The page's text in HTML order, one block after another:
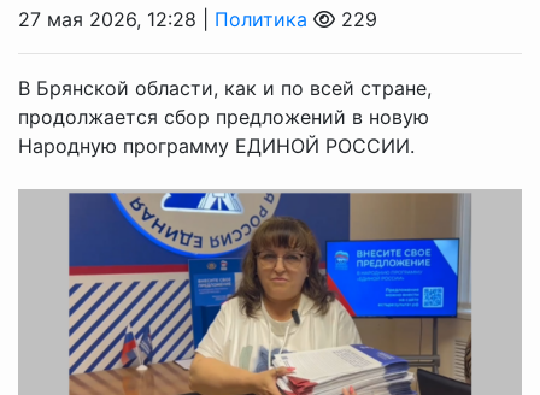
27 мая 2026, 12:28 | Политика 229
В Брянской области, как и по всей стране,
продолжается сбор предложений в новую
Народную программу ЕДИНОЙ РОССИИ.